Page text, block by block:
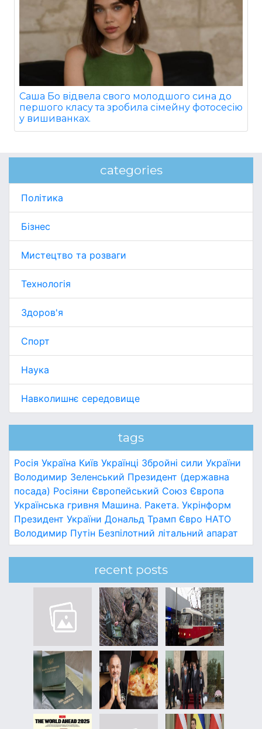
Саша Бо відвела свого молодшого сина до
першого класу та зробила сімейну фотосесію
у вишиванках.
categories
Політика
Бізнес
Мистецтво та розваги
Технологія
Здоров'я
Спорт
Наука
Навколишнє середовище
tags
Росія Україна Київ Українці Збройні сили України
Володимир Зеленський Президент (державна
посада) Росіяни Європейський Союз Європа
Українська гривня Машина. Ракета. Укрінформ
Президент України Дональд Трамп Євро НАТО
Володимир Путін Безпілотний літальний апарат
recent posts